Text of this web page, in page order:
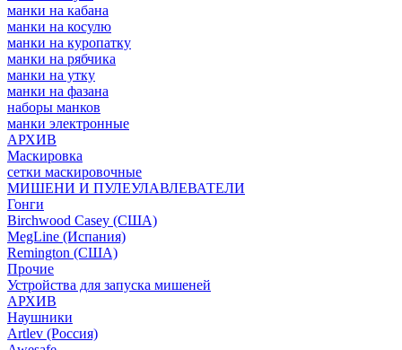
манки на кабана
манки на косулю
манки на куропатку
манки на рябчика
манки на утку
манки на фазана
наборы манков
манки электронные
АРХИВ
Маскировка
сетки маскировочные
МИШЕНИ И ПУЛЕУЛАВЛЕВАТЕЛИ
Гонги
Birchwood Casey (США)
MegLine (Испания)
Remington (США)
Прочие
Устройства для запуска мишеней
АРХИВ
Наушники
Artlev (Россия)